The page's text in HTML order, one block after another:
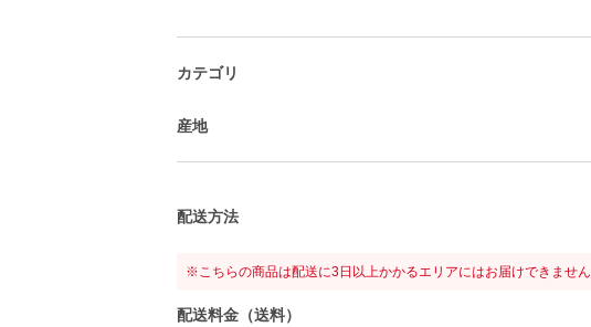
カテゴリ
産地
配送方法
※こちらの商品は配送に3日以上かかるエリアにはお届けできません
配送料金（送料）